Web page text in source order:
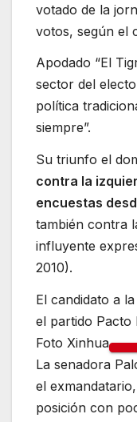
votado de la
votos, según el
Apodado “El
sector del
política
siempre”.
Su triunfo el
contra la
encuestas
también contra
influyente
2010).
El candidato a
el partido Pacto
Foto Xinhua
La senadora
el
posición con